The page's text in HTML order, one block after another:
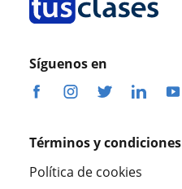
Síguenos en
Términos y condiciones
Política de cookies